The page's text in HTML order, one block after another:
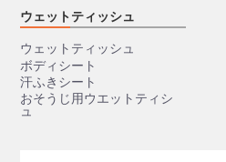
ウェットティッシュ
ウェットティッシュ
ボディシート
汗ふきシート
おそうじ用ウエットティシ
ュ